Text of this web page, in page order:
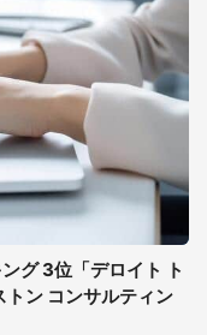
グ 3位「デロイト ト
ン コンサルティン